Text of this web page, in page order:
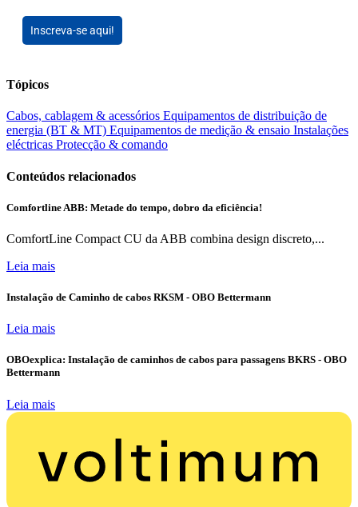
Inscreva-se aqui!
Tópicos
Cabos, cablagem & acessórios Equipamentos de distribuição de
energia (BT & MT) Equipamentos de medição & ensaio Instalações
eléctricas Protecção & comando
Conteúdos relacionados
Comfortline ABB: Metade do tempo, dobro da eficiência!
ComfortLine Compact CU da ABB combina design discreto,...
Leia mais
Instalação de Caminho de cabos RKSM - OBO Bettermann
Leia mais
OBOexplica: Instalação de caminhos de cabos para passagens BKRS - OBO
Bettermann
Leia mais